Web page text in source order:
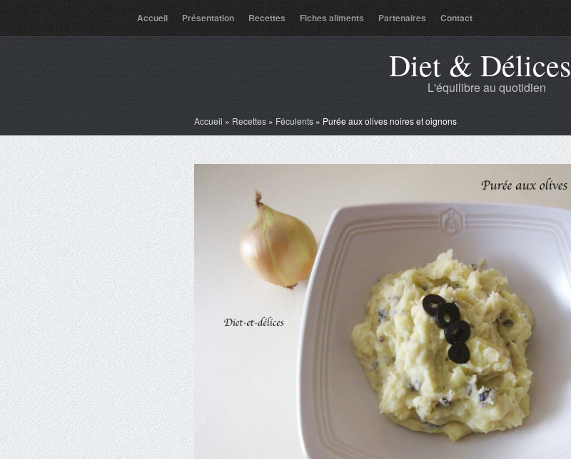
Accueil Présentation Recettes Fiches aliments Partenaires Contact
Diet & Délices
L'équilibre au quotidien
Accueil » Recettes » Féculents » Purée aux olives noires et oignons